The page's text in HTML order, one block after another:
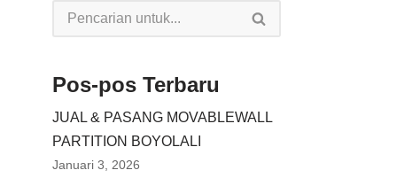
Pos-pos Terbaru
JUAL & PASANG MOVABLEWALL
PARTITION BOYOLALI
Januari 3, 2026